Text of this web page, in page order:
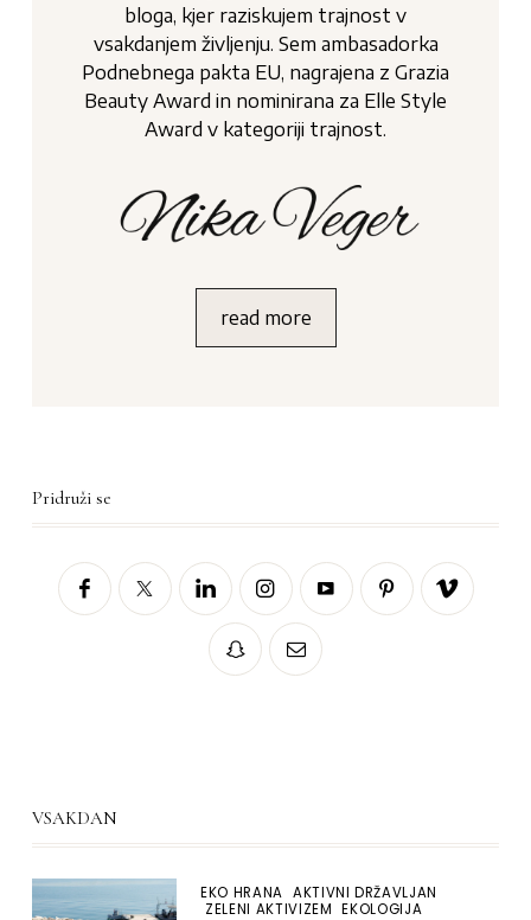
bloga, kjer raziskujem trajnost v
vsakdanjem življenju. Sem ambasadorka
Podnebnega pakta EU, nagrajena z Grazia
Beauty Award in nominirana za Elle Style
Award v kategoriji trajnost.
read more
Pridruži se
VSAKDAN
EKO HRANA AKTIVNI DRŽAVLJAN
ZELENI AKTIVIZEM EKOLOGIJA